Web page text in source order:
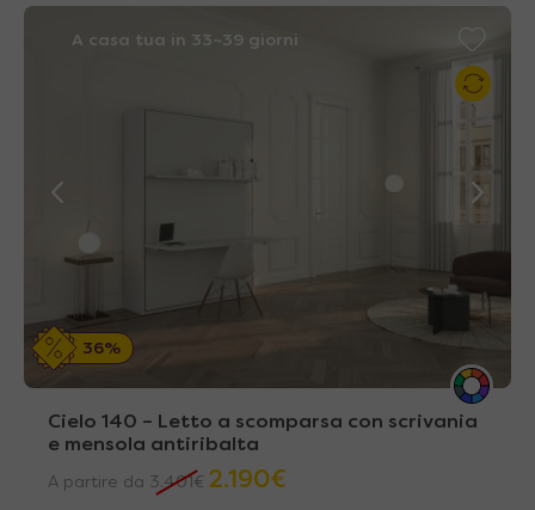
A casa tua in 33~39 giorni
36%
Cielo 140 – Letto a scomparsa con scrivania
e mensola antiribalta
A partire da 3.401 € 2.190€